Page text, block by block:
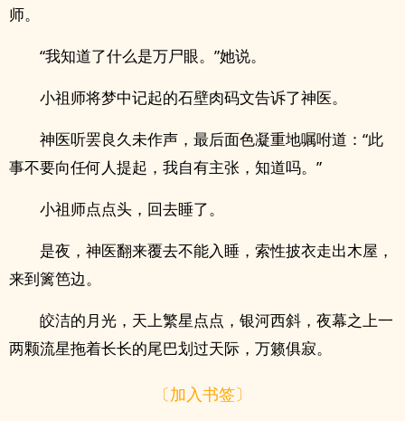
师。
“我知道了什么是万尸眼。”她说。
小祖师将梦中记起的石壁肉码文告诉了神医。
神医听罢良久未作声，最后面色凝重地嘱咐道：“此
事不要向任何人提起，我自有主张，知道吗。”
小祖师点点头，回去睡了。
是夜，神医翻来覆去不能入睡，索性披衣走出木屋，
来到篱笆边。
皎洁的月光，天上繁星点点，银河西斜，夜幕之上一
两颗流星拖着长长的尾巴划过天际，万籁俱寂。
〔加入书签〕